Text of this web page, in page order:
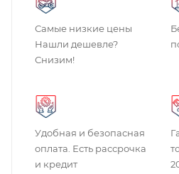
Самые низкие цены
Нашли дешевле?
Снизим!
Удобная и безопасная
оплата. Есть рассрочка
и кредит